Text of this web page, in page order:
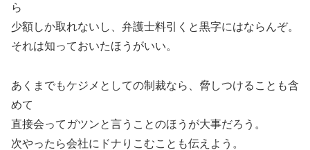
ら
少額しか取れないし、弁護士料引くと黒字にはならんぞ。
それは知っておいたほうがいい。
あくまでもケジメとしての制裁なら、脅しつけることも含
めて
直接会ってガツンと言うことのほうが大事だろう。
次やったら会社にドナりこむことも伝えよう。